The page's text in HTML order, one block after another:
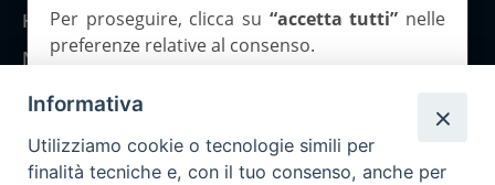
Home
Notizie
Rubriche
Chi siamo
Come abbonarsi
Per proseguire, clicca su “accetta tutti” nelle
preferenze relative al consenso.
Informativa
Utilizziamo cookie o tecnologie simili per
finalità tecniche e, con il tuo consenso, anche per